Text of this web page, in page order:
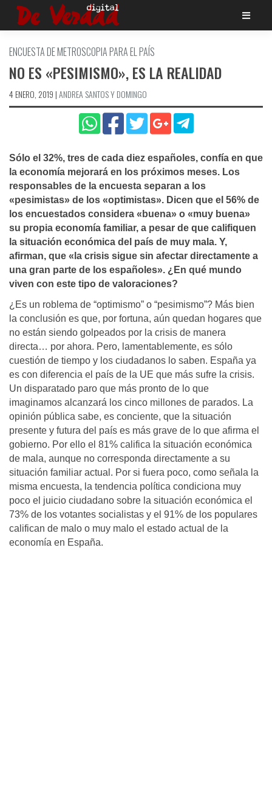
Saltar
ENCUESTA DE METROSCOPIA PARA EL PAÍ­S
NO ES «PESIMISMO», ES LA REALIDAD
4 ENERO, 2019 |ANDREA SANTOS Y DOMINGO
Sólo el 32%, tres de cada diez españoles, confí­a en que
la economí­a mejorará en los próximos meses. Los
responsables de la encuesta separan a los
«pesimistas» de los «optimistas». Dicen que el 56% de
los encuestados considera «buena» o «muy buena»
su propia economí­a familiar, a pesar de que califiquen
la situación económica del paí­s de muy mala. Y,
afirman, que «la crisis sigue sin afectar directamente a
una gran parte de los españoles». ¿En qué mundo
viven con este tipo de valoraciones?
¿Es un roblema de “optimismo” o “pesimismo”? Más bien
la conclusión es que, por fortuna, aún quedan hogares que
no están siendo golpeados por la crisis de manera
directa… por ahora. Pero, lamentablemente, es sólo
cuestión de tiempo y los ciudadanos lo saben. España ya
es con diferencia el país de la UE que más sufre la crisis.
Un disparatado paro que más pronto de lo que
imaginamos alcanzará los cinco millones de parados. La
opinión pública sabe, es conciente, que la situación
presente y futura del país es más grave de lo que afirma el
gobierno. Por ello el 81% califica la situación económica
de mala, aunque no corresponda directamente a su
situación familiar actual. Por si fuera poco, como señala la
misma encuesta, la tendencia política condiciona muy
poco el juicio ciudadano sobre la situación económica el
73% de los votantes socialistas y el 91% de los populares
califican de malo o muy malo el estado actual de la
economía en España.